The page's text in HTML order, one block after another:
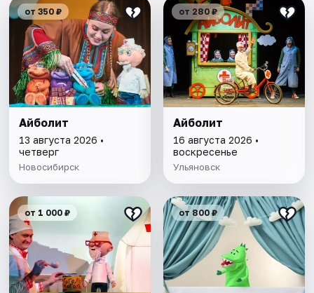
от 350 ₽
Айболит
13 августа 2026 •
четверг
Новосибирск
от 280 ₽
Айболит
16 августа 2026 •
воскресенье
Ульяновск
от 1 000 ₽ от 800 ₽